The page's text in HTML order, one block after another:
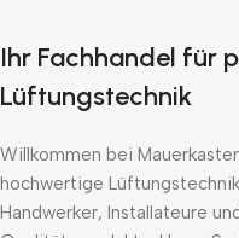
Ihr Fachhandel für
Lüftungstechnik
Willkommen bei
hochwertige
Handwerker, Installateure